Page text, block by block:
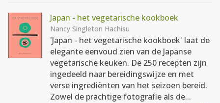
Japan - het vegetarische kookboek
Nancy Singleton Hachisu
'Japan - het vegetarische kookboek' laat de
elegante eenvoud zien van de Japanse
vegetarische keuken. De 250 recepten zijn
ingedeeld naar bereidingswijze en met
verse ingrediënten van het seizoen bereid.
Zowel de prachtige fotografie als de...